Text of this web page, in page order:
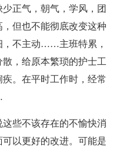
正气，朝气，学风，团
但也不能彻底改变这种
，不主动……主班特累，
，给原本繁琐的护士工
。在平时工作时，经常
些不该存在的不愉快消
以更好的改进。可能是